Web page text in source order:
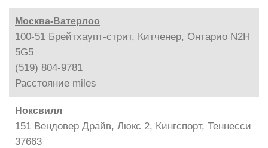
Москва-Ватерлоо
100-51 Брейтхаупт-стрит, Китченер, Онтарио N2H
5G5
(519) 804-9781
Расстояние miles
Ноксвилл
151 Вендовер Драйв, Люкс 2, Кингспорт, Теннесси
37663